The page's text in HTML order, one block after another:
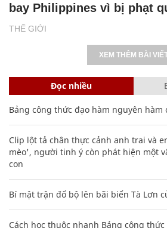
THẾ GIỚI
bay Philippines vì bị phạt
XEM THÊM BÀI
Đọc nhiều
Bảng công thức đạo hàm nguyên hàm
Clip lột tả chân thực cảnh anh trai và
mèo', người tinh ý còn phát hiện một
con
Bí mật trận đổ bộ lên bãi biển Tà Lơn
Cách học thuộc nhanh Bảng công